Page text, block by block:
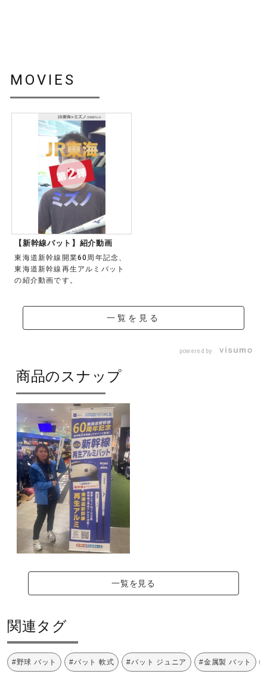
MOVIES
【新幹線バット】紹介動画
東海道新幹線開業60周年記念、
東海道新幹線再生アルミバット
の紹介動画です。
一覧を見る
powered by
商品のスナップ
一覧を見る
関連タグ
#野球 バット #バット 軟式 #バット ジュニア #金属製 バット